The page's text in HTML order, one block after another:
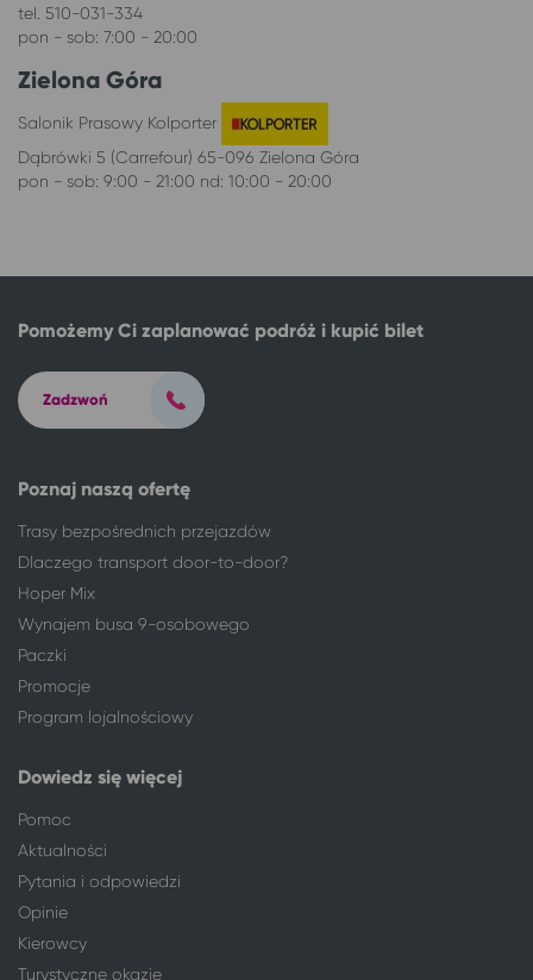
tel. 510-031-334
pon - sob: 7:00 - 20:00
Zielona Góra
Salonik Prasowy Kolporter
Dąbrówki 5 (Carrefour) 65-096 Zielona Góra
pon - sob: 9:00 - 21:00 nd: 10:00 - 20:00
Poznaj naszą ofertę
Trasy bezpośrednich przejazdów
Dlaczego transport door-to-door?
Hoper Mix
Wynajem busa 9-osobowego
Paczki
Promocje
Program lojalnościowy
Dowiedz się więcej
Pomoc
Aktualności
Pytania i odpowiedzi
Opinie
Kierowcy
Turystyczne okazje
Pomożemy Ci zaplanować podróż i kupić bilet
Zadzwoń